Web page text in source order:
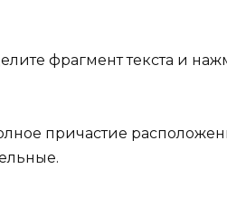
фрагмент текста и
причастие